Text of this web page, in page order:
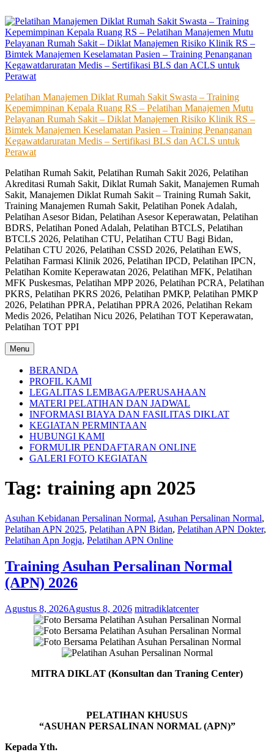
to
content
Pelatihan Manajemen Diklat Rumah Sakit Swasta – Training
Kepemimpinan Kepala Ruang RS – Pelatihan Manajemen Mutu
Pelayanan Rumah Sakit – Diklat Manajemen Risiko Klinik RS –
Bimtek Manajemen Keselamatan Pasien – Training Penanganan
Kegawatdaruratan Medis – Sertifikasi BLS dan ACLS untuk
Perawat
Pelatihan Rumah Sakit, Pelatihan Rumah Sakit 2026, Pelatihan
Akreditasi Rumah Sakit, Diklat Rumah Sakit, Manajemen Rumah
Sakit, Manajemen Diklat Rumah Sakit – Training Rumah Sakit,
Training Manajemen Rumah Sakit, Pelatihan Ponek Adalah,
Pelatihan Asesor Bidan, Pelatihan Asesor Keperawatan, Pelatihan
BDRS, Pelatihan Poned Adalah, Pelatihan BTCLS, Pelatihan
BTCLS 2026, Pelatihan CTU, Pelatihan CTU Bagi Bidan,
Pelatihan CTU 2026, Pelatihan CSSD 2026, Pelatihan EWS,
Pelatihan Farmasi Klinik 2026, Pelatihan IPCD, Pelatihan IPCN,
Pelatihan Komite Keperawatan 2026, Pelatihan MFK, Pelatihan
MFK Puskesmas, Pelatihan MPP 2026, Pelatihan PCRA, Pelatihan
PKRS, Pelatihan PKRS 2026, Pelatihan PMKP, Pelatihan PMKP
2026, Pelatihan PPRA, Pelatihan PPRA 2026, Pelatihan Rekam
Medis 2026, Pelatihan Nicu 2026, Pelatihan TOT Keperawatan,
Pelatihan TOT PPI
Menu
BERANDA
PROFIL KAMI
LEGALITAS LEMBAGA/PERUSAHAAN
MATERI PELATIHAN DAN JADWAL
INFORMASI BIAYA DAN FASILITAS DIKLAT
KEGIATAN PERMINTAAN
HUBUNGI KAMI
FORMULIR PENDAFTARAN ONLINE
GALERI FOTO KEGIATAN
Tag: training apn 2025
Asuhan Kebidanan Persalinan Normal, Asuhan Persalinan Normal,
Pelatihan APN 2025, Pelatihan APN Bidan, Pelatihan APN Dokter,
Pelatihan Apn Jogja, Pelatihan APN Online
Training Asuhan Persalinan Normal
(APN) 2026
Agustus 8, 2026Agustus 8, 2026 mitradiklatcenter
MITRA DIKLAT (Konsultan dan Traning Center)
PELATIHAN KHUSUS
“ASUHAN PERSALINAN NORMAL (APN)”
Kepada Yth.